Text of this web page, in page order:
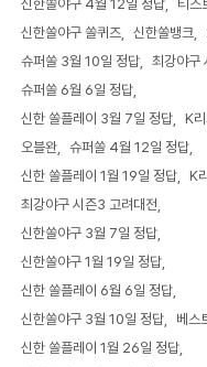
신한쏠야구 4월 12일 정답
티스
신한쏠야구 쏠퀴즈
신한쏠뱅크
슈퍼쏠 3월 10일 정답
최강야구
슈퍼쏠 6월 6일 정답
신한 쏠플레이 3월 7일 정답
K리
오블완
슈퍼쏠 4월 12일 정답
신한 쏠플레이 1월 19일 정답
K
최강야구 시즌3 고려대전
신한쏠야구 3월 7일 정답
신한쏠야구 1월 19일 정답
신한 쏠플레이 6월 6일 정답
신한쏠야구 3월 10일 정답
베스
신한 쏠플레이 1월 26일 정답